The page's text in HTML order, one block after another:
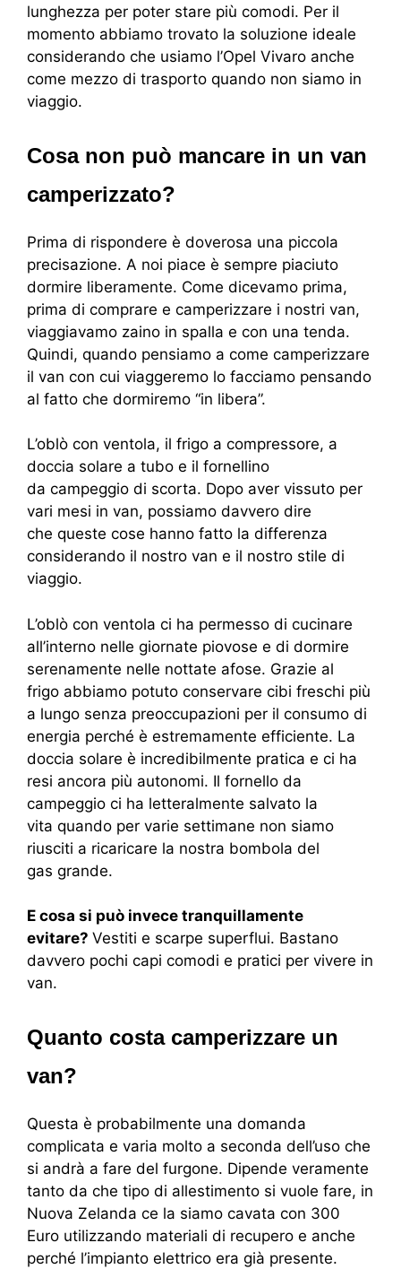
lunghezza per poter stare più comodi. Per il
momento abbiamo trovato la soluzione ideale
considerando che usiamo l’Opel Vivaro anche
come mezzo di trasporto quando non siamo in
viaggio.
Cosa non può mancare in un van
camperizzato?
Prima di rispondere è doverosa una piccola
precisazione. A noi piace è sempre piaciuto
dormire liberamente. Come dicevamo prima,
prima di comprare e camperizzare i nostri van,
viaggiavamo zaino in spalla e con una tenda.
Quindi, quando pensiamo a come camperizzare
il van con cui viaggeremo lo facciamo pensando
al fatto che dormiremo “in libera”.
L’oblò con ventola, il frigo a compressore, a
doccia solare a tubo e il fornellino
da campeggio di scorta. Dopo aver vissuto per
vari mesi in van, possiamo davvero dire
che queste cose hanno fatto la differenza
considerando il nostro van e il nostro stile di
viaggio.
L’oblò con ventola ci ha permesso di cucinare
all’interno nelle giornate piovose e di dormire
serenamente nelle nottate afose. Grazie al
frigo abbiamo potuto conservare cibi freschi più
a lungo senza preoccupazioni per il consumo di
energia perché è estremamente efficiente. La
doccia solare è incredibilmente pratica e ci ha
resi ancora più autonomi. Il fornello da
campeggio ci ha letteralmente salvato la
vita quando per varie settimane non siamo
riusciti a ricaricare la nostra bombola del
gas grande.
E cosa si può invece tranquillamente
evitare? Vestiti e scarpe superflui. Bastano
davvero pochi capi comodi e pratici per vivere in
van.
Quanto costa camperizzare un
van?
Questa è probabilmente una domanda
complicata e varia molto a seconda dell’uso che
si andrà a fare del furgone. Dipende veramente
tanto da che tipo di allestimento si vuole fare, in
Nuova Zelanda ce la siamo cavata con 300
Euro utilizzando materiali di recupero e anche
perché l’impianto elettrico era già presente.